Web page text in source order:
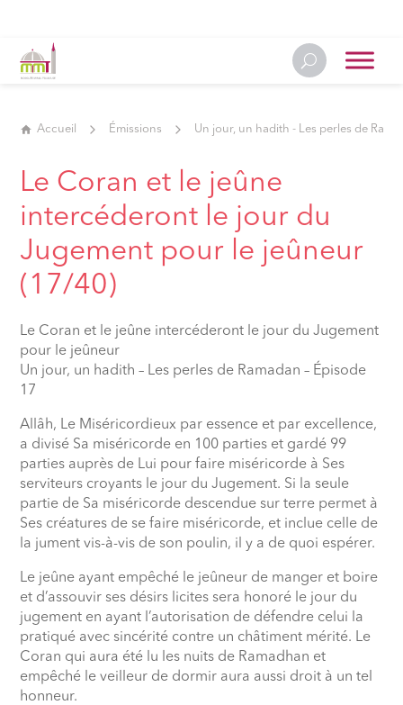
Accueil Émissions Un jour, un hadith - Les perles de
Le Coran et le jeûne
intercéderont le jour du
Jugement pour le jeûneur
(17/40)
Le Coran et le jeûne intercéderont le jour du Jugement
pour le jeûneur
Un jour, un hadith – Les perles de Ramadan – Épisode
17
Allâh, Le Miséricordieux par essence et par excellence,
a divisé Sa miséricorde en 100 parties et gardé 99
parties auprès de Lui pour faire miséricorde à Ses
serviteurs croyants le jour du Jugement. Si la seule
partie de Sa miséricorde descendue sur terre permet à
Ses créatures de se faire miséricorde, et inclue celle de
la jument vis-à-vis de son poulin, il y a de quoi espérer.
Le jeûne ayant empêché le jeûneur de manger et boire
et d’assouvir ses désirs licites sera honoré le jour du
jugement en ayant l’autorisation de défendre celui la
pratiqué avec sincérité contre un châtiment mérité. Le
Coran qui aura été lu les nuits de Ramadhan et
empêché le veilleur de dormir aura aussi droit à un tel
honneur.